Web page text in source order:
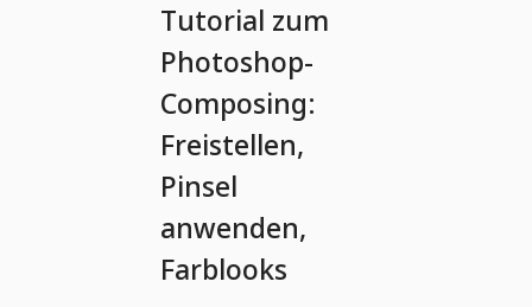
Tutorial zum
Photoshop-
Composing:
Freistellen,
Pinsel
anwenden,
Farblooks